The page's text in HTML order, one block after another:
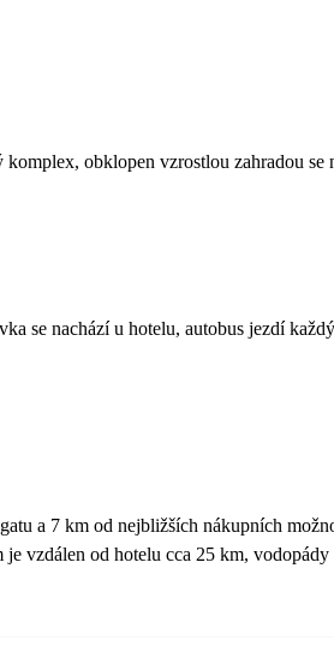
komplex, obklopen vzrostlou zahradou
se nachází u hotelu, autobus jezdí
a 7 km od nejbližších nákupních
vzdálen od hotelu cca 25 km,